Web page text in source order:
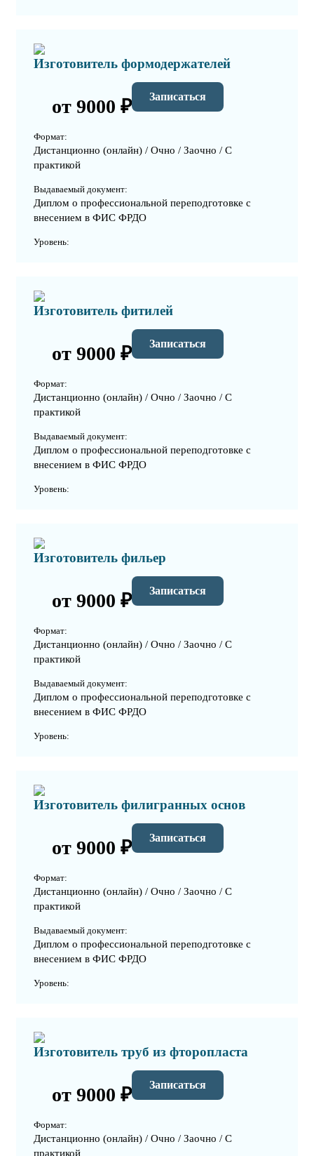
Изготовитель формодержателей
от 9000 ₽ Записаться
Формат:
Дистанционно (онлайн) / Очно / Заочно / С
практикой
Выдаваемый документ:
Диплом о профессиональной переподготовке с
внесением в ФИС ФРДО
Уровень:
Изготовитель фитилей
от 9000 ₽ Записаться
Формат:
Дистанционно (онлайн) / Очно / Заочно / С
практикой
Выдаваемый документ:
Диплом о профессиональной переподготовке с
внесением в ФИС ФРДО
Уровень:
Изготовитель фильер
от 9000 ₽ Записаться
Формат:
Дистанционно (онлайн) / Очно / Заочно / С
практикой
Выдаваемый документ:
Диплом о профессиональной переподготовке с
внесением в ФИС ФРДО
Уровень:
Изготовитель филигранных основ
от 9000 ₽ Записаться
Формат:
Дистанционно (онлайн) / Очно / Заочно / С
практикой
Выдаваемый документ:
Диплом о профессиональной переподготовке с
внесением в ФИС ФРДО
Уровень:
Изготовитель труб из фторопласта
от 9000 ₽ Записаться
Формат:
Дистанционно (онлайн) / Очно / Заочно / С
практикой